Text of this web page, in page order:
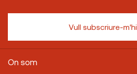
Vull subscriure-m'hi
On som